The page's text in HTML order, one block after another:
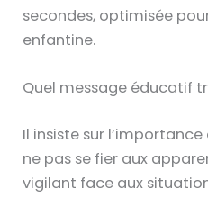
secondes, optimisée
enfantine.
Quel message éducatif
Il insiste sur
ne pas se fier aux
vigilant face aux